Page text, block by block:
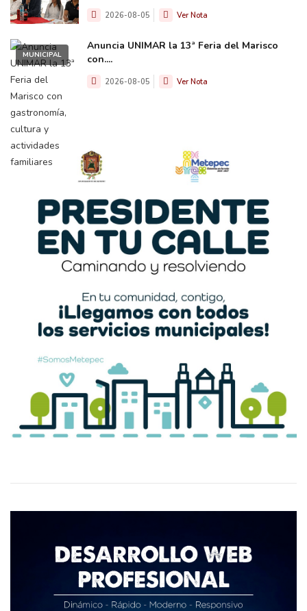
2026-08-05 Ver Nota
MUNICIPAL
Anuncia UNIMAR la 13ª Feria del Marisco
con....
2026-08-05 Ver Nota